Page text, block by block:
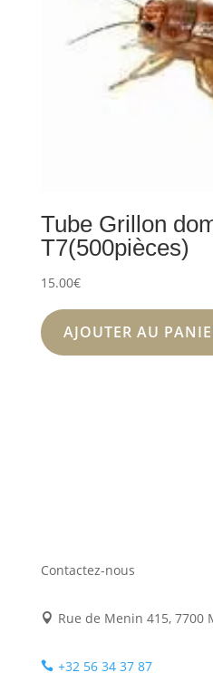
Tube Grillon
T7(500pièces)
15.00€
AJOUTER AU
Contactez-nous
 Rue de Menin 415, 7700
 +32 56 34 37 87